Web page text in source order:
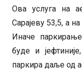
Ова услуга на
Сарајеву 53,5, а
Иначе
буде и
паркира даље од